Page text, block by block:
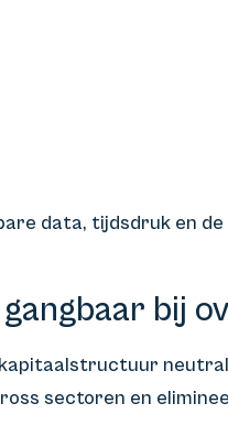
data, tijdsdruk en
bij
kapitaalstructuur
sectoren en